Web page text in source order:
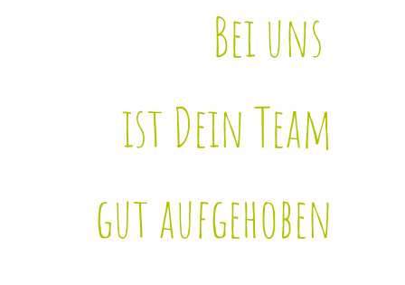
Bei uns
ist Dein Team
gut aufgehoben